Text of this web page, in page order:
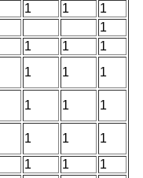
1 1
1
1
1 1
1
1 1 1
1 1 1
1 1
1
1 1
1